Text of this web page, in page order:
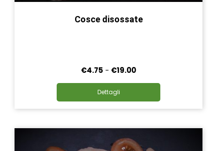
Cosce disossate
€4.75 - €19.00Fascia
da
€4.75
ha
varianti.
Dettagli